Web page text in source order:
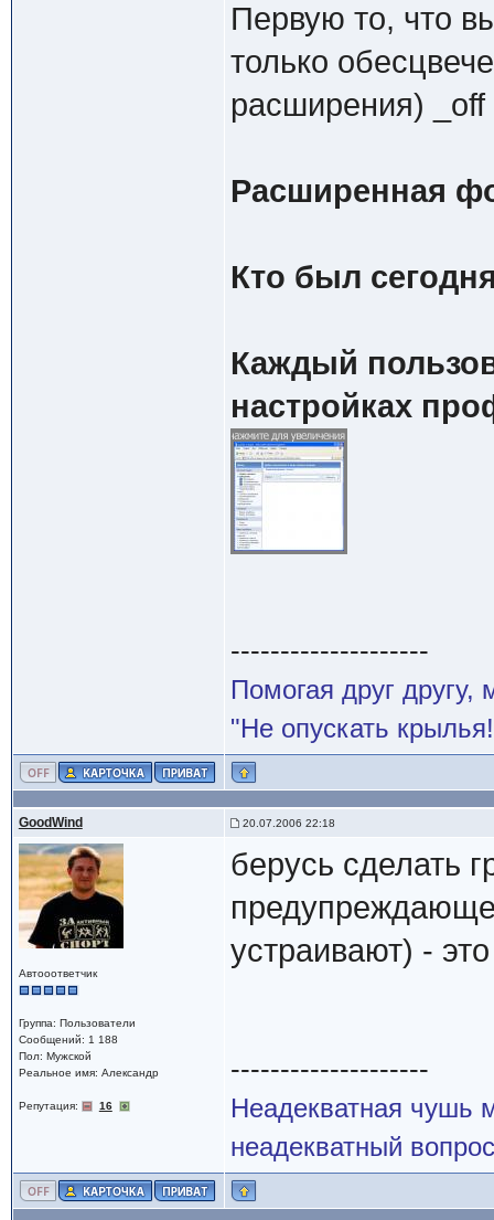
Первую то, что
только
расширения) _off
Расширенная
Кто был
Каждый
настройках
--------------------
Помогая друг
"Не опускать
GoodWind 20.07.2006 22:18
Автооответчик
Группа: Пользователи
Сообщений: 1 188
Пол: Мужской
Реальное имя: Александр
Репутация: 16
берусь сделать
устраивают) -
--------------------
Неадекватная чушь
неадекватный